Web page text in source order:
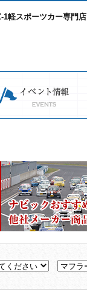
1軽スポーツカー専門店